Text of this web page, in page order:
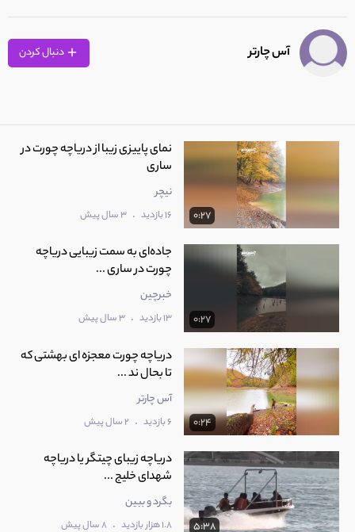
آس چارتر
0:27
نمای پاییزی زیبا از دریاچه چورت در
ساری
نیچر
16 بازدید . 3 سال پیش
0:27
جاده‌ای به سمت زیبایی دریاچه
چورت در ساری ...
خبرچین
13 بازدید . 3 سال پیش
0:24
دریاچه چورت معجزه ای بهشتی که
تا بحال ند ...
آس چارتر
6 بازدید . 2 سال پیش
5:38
دریاچه زیبای چیتگر یا دریاچه
شهدای خلیج ...
بگرد و ببین
1.8 هزار بازدید . 8 سال پیش